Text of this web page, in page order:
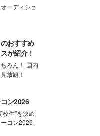
ーディショ
おすすめ
が紹介！
ろん！ 国内
放題！
ン2026
生”を決め
コン2026」